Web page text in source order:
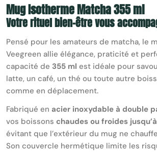
Mug Isotherme Matcha 355 ml
Votre rituel bien-être vous
Pensé pour les amateurs de matcha, le
Veegreen allie élégance, praticité et
capacité de 355 ml est idéale pour
latte, un café, un thé ou toute autre
comme en déplacement.
Fabriqué en acier inoxydable à double
vos boissons chaudes ou froides
évitant que l’extérieur du mug ne
Son couvercle hermétique limite les